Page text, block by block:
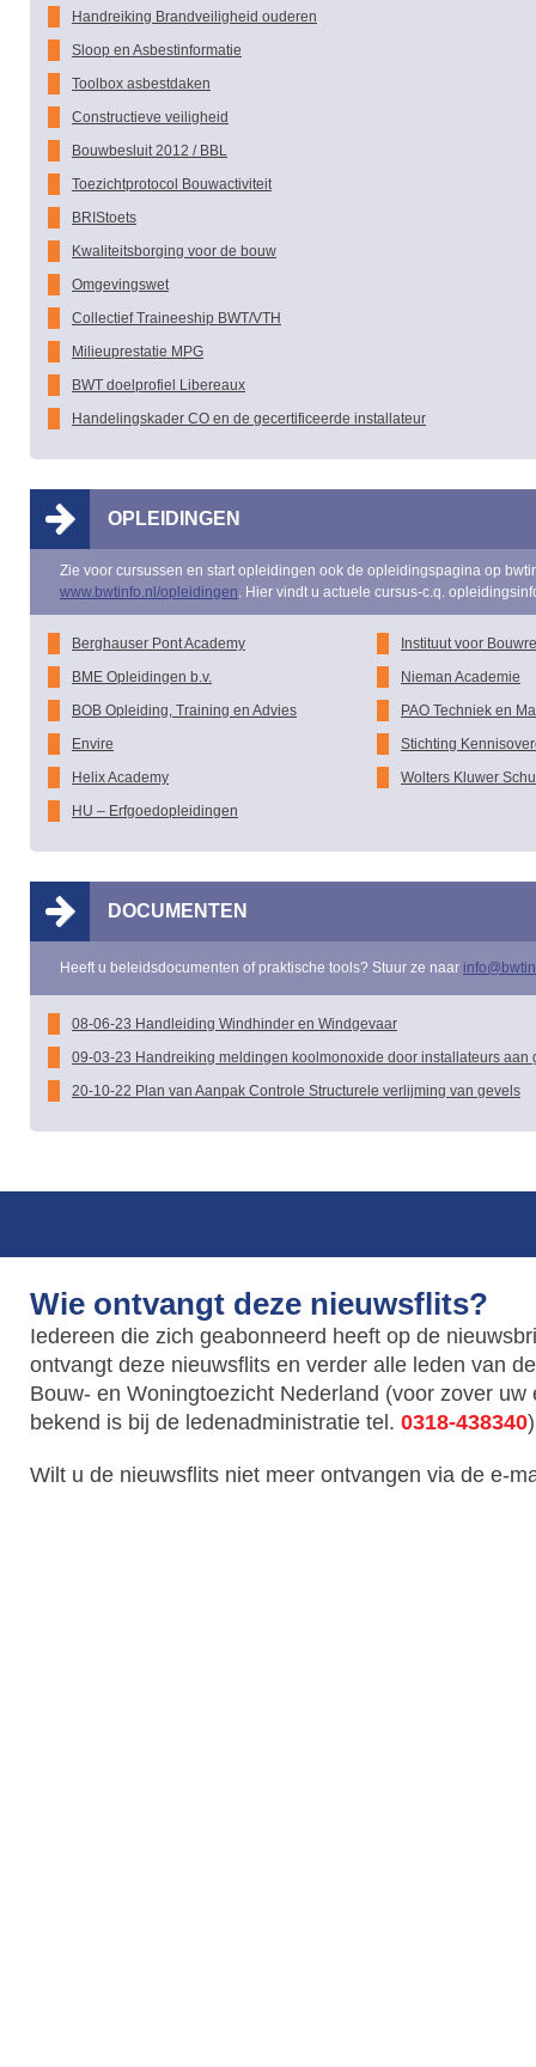
Handreiking Brandveiligheid ouderen
Sloop en Asbestinformatie
Toolbox asbestdaken
Constructieve veiligheid
Bouwbesluit 2012 / BBL
Toezichtprotocol Bouwactiviteit
BRIStoets
Kwaliteitsborging voor de bouw
Omgevingswet
Collectief Traineeship BWT/VTH
Milieuprestatie MPG
BWT doelprofiel Libereaux
Handelingskader CO en de gecertificeerde installateur
OPLEIDINGEN
Zie voor cursussen en start opleidingen ook de opleidingspagina op
www.bwtinfo.nl/opleidingen. Hier vindt u actuele cursus-c.q.
Berghauser Pont Academy
BME Opleidingen b.v.
BOB Opleiding, Training en Advies
Envire
Helix Academy
HU – Erfgoedopleidingen
Instituut voor
Nieman Academie
PAO Techniek en
Stichting
Wolters Kluwer
DOCUMENTEN
Heeft u beleidsdocumenten of praktische tools? Stuur ze naar
08-06-23 Handleiding Windhinder en Windgevaar
09-03-23 Handreiking meldingen koolmonoxide door installateurs aan
20-10-22 Plan van Aanpak Controle Structurele verlijming van gevels
Wie ontvangt deze nieuwsflits?
Iedereen die zich geabonneerd heeft op de
ontvangt deze nieuwsflits en verder alle leden van
Bouw- en Woningtoezicht Nederland (voor zover uw
bekend is bij de ledenadministratie tel. 0318-438340)
Wilt u de nieuwsflits niet meer ontvangen via de e-